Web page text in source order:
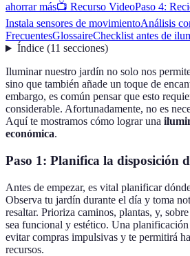
ahorrar más📺 Recurso VideoPaso 4:
Instala sensores de movimientoAnálisis
FrecuentesGlossaireChecklist antes de
Índice(11 secciones)
Iluminar nuestro jardín no solo nos
sino que también añade un toque de
embargo, es común pensar que esto
considerable. Afortunadamente, no es
Aquí te mostramos cómo lograr una
económica.
Paso 1: Planifica la disposición
Antes de empezar, es vital planificar
Observa tu jardín durante el día y toma
resaltar. Prioriza caminos, plantas, y,
sea funcional y estético. Una
evitar compras impulsivas y te permitirá
recursos.